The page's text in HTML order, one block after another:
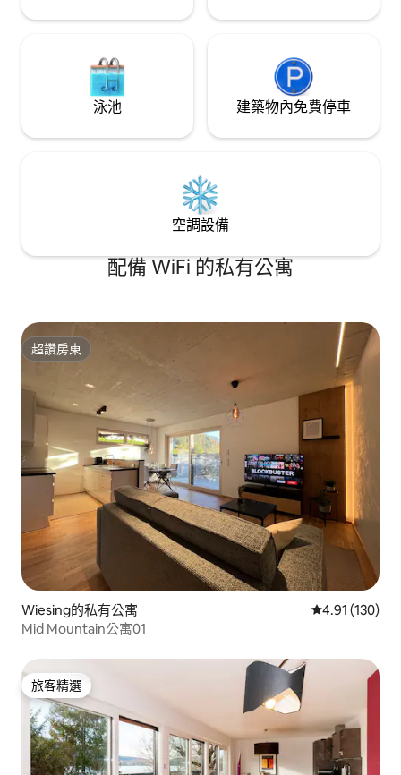
泳池 建築物內免費停車
空調設備
配備 WiFi 的私有公寓
超讚房東
超讚房東
Wiesing的私有公寓 從 130 則評價
4.91 (130)
Mid Mountain公寓01
旅客精選
旅客精選